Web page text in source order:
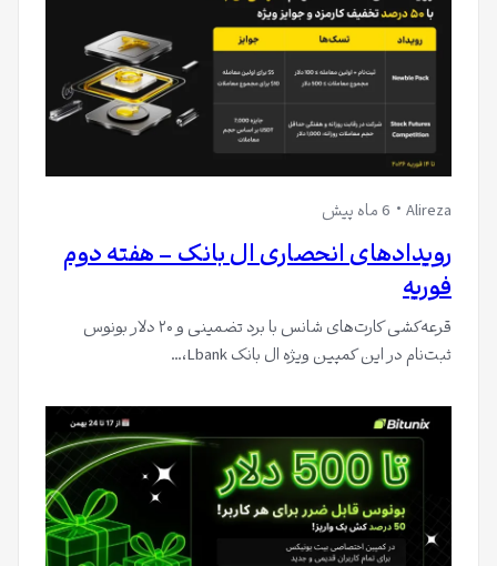
Alireza 6 ماه پیش
رویدادهای انحصاری ال بانک – هفته دوم
فوریه
قرعه‌کشی کارت‌های شانس با برد تضمینی و ۲۰ دلار بونوس
ثبت‌نام در این کمپین ویژه ال بانک Lbank،…